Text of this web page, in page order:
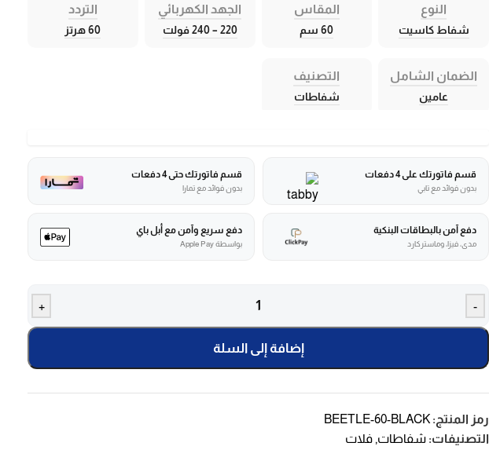
النوع
شفاط كاسيت
المقاس
60 سم
الجهد الكهربائي
220 – 240 فولت
التردد
60 هرتز
الضمان الشامل
عامين
التصنيف
شفاطات
قسم فاتورتك على 4 دفعات
بدون فوائد مع تابي
قسم فاتورتك حتى 4 دفعات
بدون فوائد مع تمارا
دفع آمن بالبطاقات البنكية
مدى، فيزا، وماستركارد
دفع سريع وآمن مع أبل باي
بواسطة Apple Pay
-
+
إضافة إلى السلة
رمز المنتج: BEETLE-60-BLACK
التصنيفات: شفاطات, فلات